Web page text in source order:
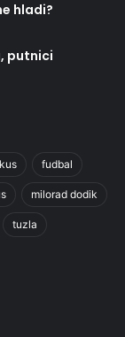
hladi?
putnici
fudbal
milorad dodik
tuzla